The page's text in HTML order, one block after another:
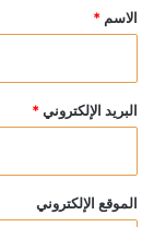
*
الاسم *
البريد الإلكتروني *
الموقع الإلكتروني